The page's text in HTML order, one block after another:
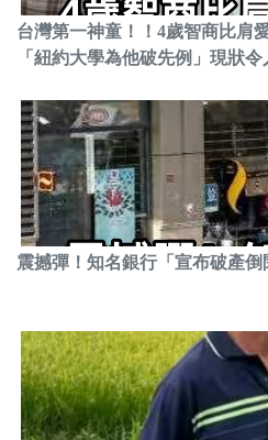
台灣第一神童！！4歲智商比肩
「紐約大學為他破先例」現狀令
震撼彈！知名銀行「宣布破產